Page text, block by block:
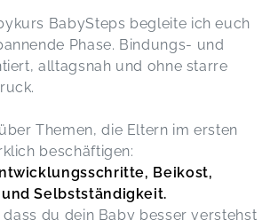
BabySteps begleite ich euch
Phase. Bindungs- und
alltagsnah und ohne starre
Themen, die Eltern im ersten
beschäftigen:
Beikost,
Selbstständigkeit.
dass du dein Baby besser verstehst